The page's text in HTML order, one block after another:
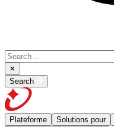
Search
Plateforme Solutions pour